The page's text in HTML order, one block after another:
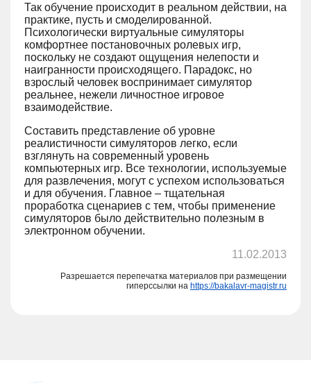
Так обучение происходит в реальном действии, на
практике, пусть и смоделированной.
Психологически виртуальные симуляторы
комфортнее постановочных ролевых игр,
поскольку не создают ощущения нелепости и
наигранности происходящего. Парадокс, но
взрослый человек воспринимает симулятор
реальнее, нежели личностное игровое
взаимодействие.
Составить представление об уровне
реалистичности симуляторов легко, если
взглянуть на современный уровень
компьютерных игр. Все технологии, используемые
для развлечения, могут с успехом использоваться
и для обучения. Главное – тщательная
проработка сценариев с тем, чтобы применение
симуляторов было действительно полезным в
электронном обучении.
11.02.2013
Разрешается перепечатка материалов при размещении
гиперссылки на https://bakalavr-magistr.ru